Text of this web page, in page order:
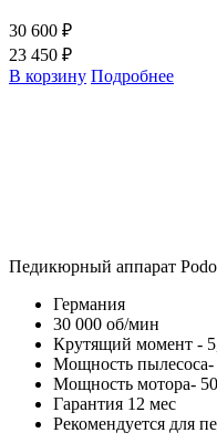
30 600 ₽
23 450 ₽
В корзину Подробнее
Педикюрный аппарат
Германия
30 000 об/мин
Крутящий момент -
Мощность
Мощность мотора-
Гарантия 12 мес
Рекомендуется для